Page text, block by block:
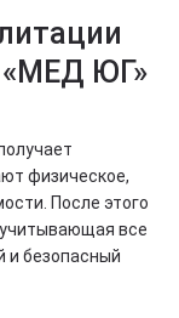
«МЕД ЮГ»
физическое,
После этого
учитывающая все
и безопасный